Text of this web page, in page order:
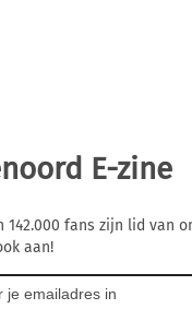
E-zine
142.000 fans zijn lid van
aan!